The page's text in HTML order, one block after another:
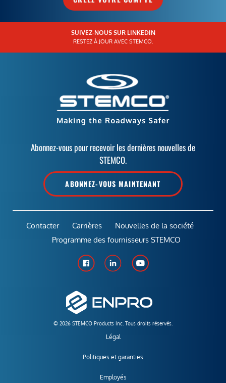
SUIVEZ-NOUS SUR LINKEDIN
RESTEZ À JOUR AVEC STEMCO.
Abonnez-vous pour recevoir les dernières nouvelles de
STEMCO.
ABONNEZ-VOUS MAINTENANT
© 2026 STEMCO Products Inc. Tous droits réservés.
Légal
Politiques et garanties
Employés
Contacter Carrières
Nouvelles de la société
Programme des fournisseurs STEMCO